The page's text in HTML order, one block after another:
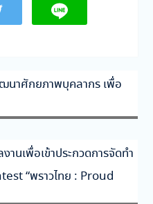
นาศักยภาพบุคลากร เพื่อ
านเพื่อเข้าประกวดการจัดทำ
“พราวไทย : Proud